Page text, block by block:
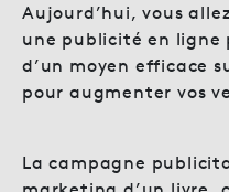
Aujourd’hui, vous
une publicité en ligne
d’un moyen efficace
pour augmenter vos
La campagne